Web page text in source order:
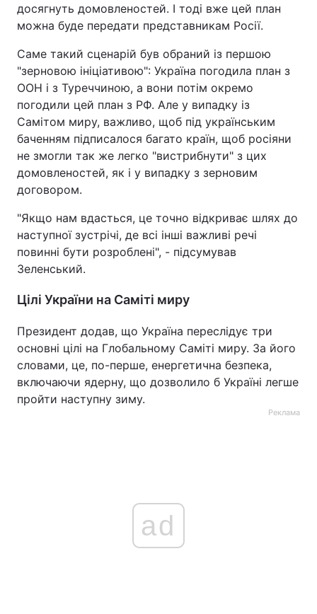
досягнуть домовленостей. І тоді вже цей план
можна буде передати представникам Росії.
Саме такий сценарій був обраний із першою
"зерновою ініціативою": Україна погодила план з
ООН і з Туреччиною, а вони потім окремо
погодили цей план з РФ. Але у випадку із
Самітом миру, важливо, щоб під українським
баченням підписалося багато країн, щоб росіяни
не змогли так же легко "вистрибнути" з цих
домовленостей, як і у випадку з зерновим
договором.
"Якщо нам вдасться, це точно відкриває шлях до
наступної зустрічі, де всі інші важливі речі
повинні бути розроблені", - підсумував
Зеленський.
Цілі України на Саміті миру
Президент додав, що Україна переслідує три
основні цілі на Глобальному Саміті миру. За його
словами, це, по-перше, енергетична безпека,
включаючи ядерну, що дозволило б Україні легше
пройти наступну зиму.
Реклама
ad